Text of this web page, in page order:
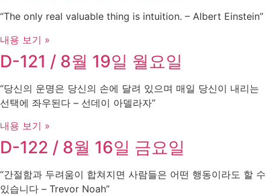
“The only real valuable thing is intuition. – Albert Einstein”
내용 보기 »
D-121 / 8월 19일 월요일
“당신의 운명은 당신의 손에 달려 있으며 매일 당신이 내리는
선택에 좌우된다 – 선데이 아델라자”
내용 보기 »
D-122 / 8월 16일 금요일
“간절함과 두려움이 합쳐지면 사람들은 어떤 행동이라도 할 수
있습니다 – Trevor Noah”